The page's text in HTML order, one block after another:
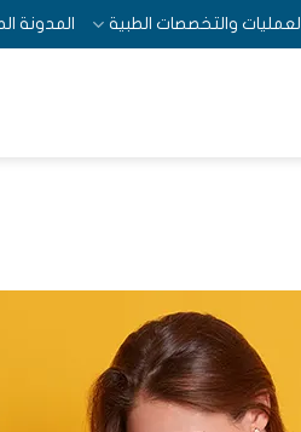
العمليات والتخصصات الطبية المدونة